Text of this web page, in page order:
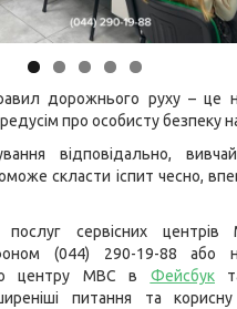
дорожнього руху – це
про особисту безпеку
відповідально,
скласти іспит чесно,
послуг сервісних
(044) 290-19-88 або
центру МВС в Фейсбук
питання та